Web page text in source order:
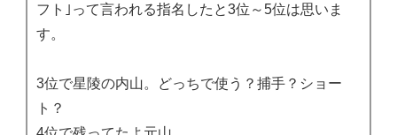
フト｣って言われる指名したと3位～5位は思いま
す。
3位で星陵の内山。どっちで使う？捕手？ショー
ト？